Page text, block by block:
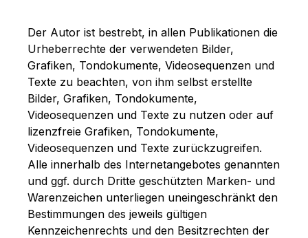
Der Autor ist bestrebt, in allen Publikationen die
Urheberrechte der verwendeten Bilder,
Grafiken, Tondokumente, Videosequenzen und
Texte zu beachten, von ihm selbst erstellte
Bilder, Grafiken, Tondokumente,
Videosequenzen und Texte zu nutzen oder auf
lizenzfreie Grafiken, Tondokumente,
Videosequenzen und Texte zurückzugreifen.
Alle innerhalb des Internetangebotes genannten
und ggf. durch Dritte geschützten Marken- und
Warenzeichen unterliegen uneingeschränkt den
Bestimmungen des jeweils gültigen
Kennzeichenrechts und den Besitzrechten der